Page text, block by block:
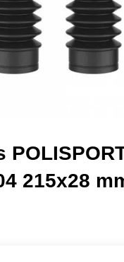
215x28